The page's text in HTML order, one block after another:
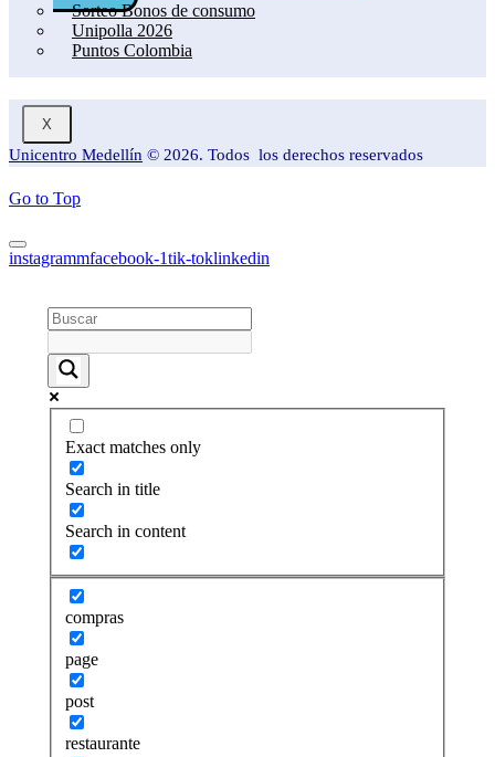
Sorteo Bonos de consumo
Unipolla 2026
Puntos Colombia
X
Unicentro Medellín © 2026. Todos los derechos reservados
Go to Top
instagrammfacebook-1tik-toklinkedin
Exact matches only
Search in title
Search in content
compras
page
post
restaurante